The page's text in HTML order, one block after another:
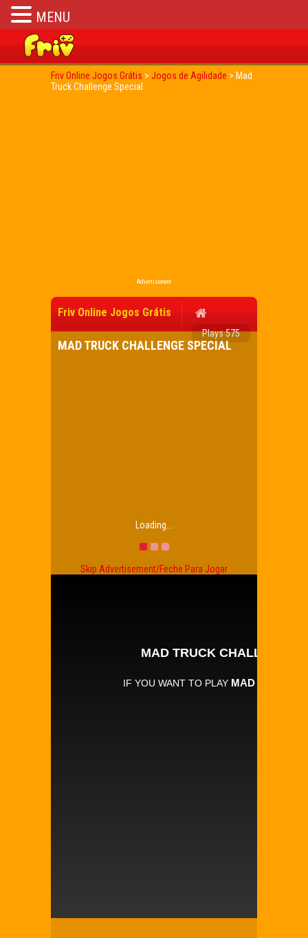
Friv Online Jogos Grátis > Jogos de Agilidade > Mad
Truck Challenge Special
Advertisement
Friv Online Jogos Grátis
Plays 575
MAD TRUCK CHALLENGE SPECIAL
Loading...
Skip Advertisement/Feche Para Jogar
MENU